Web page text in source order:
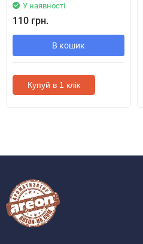
У наявності
110 грн.
В кошик
Купуй в 1 клік